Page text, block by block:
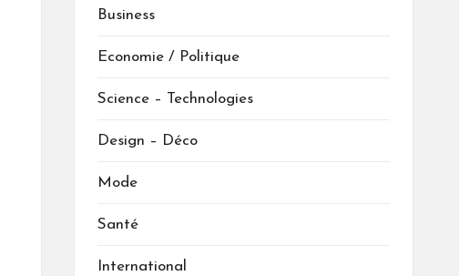
Business
Economie / Politique
Science – Technologies
Design – Déco
Mode
Santé
International